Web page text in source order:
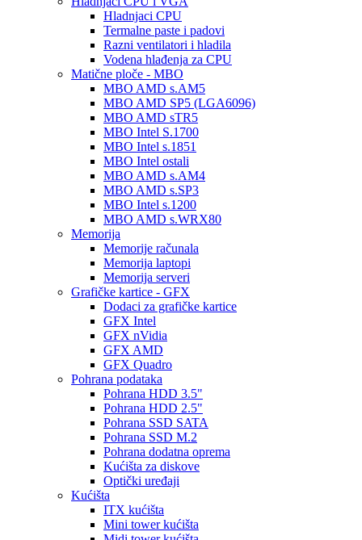
Hladnjaci CPU
Termalne paste i padovi
Razni ventilatori i hladila
Vodena hlađenja za CPU
Matične ploče - MBO
MBO AMD s.AM5
MBO AMD SP5 (LGA6096)
MBO AMD sTR5
MBO Intel S.1700
MBO Intel s.1851
MBO Intel ostali
MBO AMD s.AM4
MBO AMD s.SP3
MBO Intel s.1200
MBO AMD s.WRX80
Memorija
Memorije računala
Memorija laptopi
Memorija serveri
Grafičke kartice - GFX
Dodaci za grafičke kartice
GFX Intel
GFX nVidia
GFX AMD
GFX Quadro
Pohrana podataka
Pohrana HDD 3.5"
Pohrana HDD 2.5"
Pohrana SSD SATA
Pohrana SSD M.2
Pohrana dodatna oprema
Kućišta za diskove
Optički uređaji
Kućišta
ITX kućišta
Mini tower kućišta